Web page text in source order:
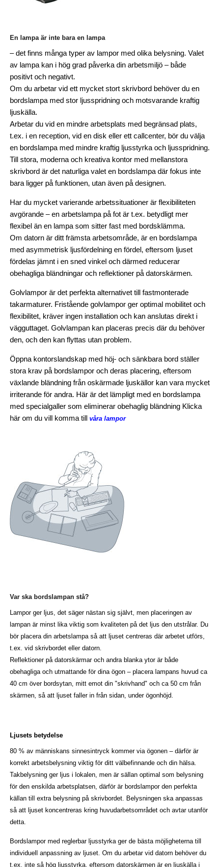
En lampa är inte bara en lampa
– det finns många typer av lampor med olika belysning. Valet
av lampa kan i hög grad påverka din arbetsmiljö – både
positivt och negativt.
Om du arbetar vid ett mycket stort skrivbord behöver du en
bordslampa med stor ljusspridning och motsvarande kraftig
ljuskälla.
Arbetar du vid en mindre arbetsplats med begränsad plats,
t.ex. i en reception, vid en disk eller ett callcenter, bör du välja
en bordslampa med mindre kraftig ljusstyrka och ljusspridning.
Till stora, moderna och kreativa kontor med mellanstora
skrivbord är det naturliga valet en bordslampa där fokus inte
bara ligger på funktionen, utan även på designen.
Har du mycket varierande arbetssituationer är flexibiliteten
avgörande – en arbetslampa på fot är t.ex. betydligt mer
flexibel än en lampa som sitter fast med bordsklämma.
Om datorn är ditt främsta arbetsområde, är en bordslampa
med asymmetrisk ljusfördelning en fördel, eftersom ljuset
fördelas jämnt i en sned vinkel och därmed reducerar
obehagliga bländningar och reflektioner på datorskärmen.
Golvlampor är det perfekta alternativet till fastmonterade
takarmaturer. Fristående golvlampor ger optimal mobilitet och
flexibilitet, kräver ingen installation och kan anslutas direkt i
vägguttaget. Golvlampan kan placeras precis där du behöver
den, och den kan flyttas utan problem.
Öppna kontorslandskap med höj- och sänkbara bord ställer
stora krav på bordslampor och deras placering, eftersom
växlande bländning från oskärmade ljuskällor kan vara mycket
irriterande för andra. Här är det lämpligt med en bordslampa
med specialgaller som eliminerar obehaglig bländning Klicka
här om du vill komma till våra lampor
Var ska bordslampan stå?
Lampor ger ljus, det säger nästan sig självt, men placeringen av
lampan är minst lika viktig som kvaliteten på det ljus den utstrålar. Du
bör placera din arbetslampa så att ljuset centreras där arbetet utförs,
t.ex. vid skrivbordet eller datorn.
Reflektioner på datorskärmar och andra blanka ytor är både
obehagliga och utmattande för dina ögon – placera lampans huvud ca
40 cm över bordsytan, mitt emot din "skrivhand" och ca 50 cm från
skärmen, så att ljuset faller in från sidan, under ögonhöjd.
Ljusets betydelse
80 % av människans sinnesintryck kommer via ögonen – därför är
korrekt arbetsbelysning viktig för ditt välbefinnande och din hälsa.
Takbelysning ger ljus i lokalen, men är sällan optimal som belysning
för den enskilda arbetsplatsen, därför är bordslampor den perfekta
källan till extra belysning på skrivbordet. Belysningen ska anpassas
så att ljuset koncentreras kring huvudarbetsområdet och avtar utanför
detta.
Bordslampor med reglerbar ljusstyrka ger de bästa möjligheterna till
individuell anpassning av ljuset. Om du arbetar vid datorn behöver du
t.ex. inte så hög ljusstyrka, eftersom datorskärmen är en ljuskälla i